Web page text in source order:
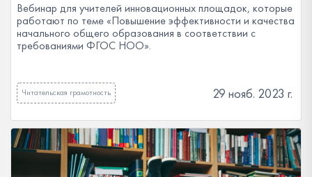
Вебинар для учителей инновационных площадок, которые
работают по теме «Повышение эффективности и качества
начального общего образования в соответствии с
требованиями ФГОС НОО».
Читательская грамотность 29 нояб. 2023 г.